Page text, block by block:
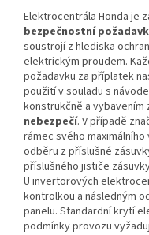
Elektrocentrála Honda je
bezpečnostní
soustrojí z hlediska
elektrickým proudem.
požadavku za příplatek
použití v souladu s
konstrukčně a vybavením
nebezpečí. V případě
rámec svého
odběru z příslušné
příslušného jističe
U invertorových
kontrolkou a následným
panelu. Standardní krytí
podmínky provozu